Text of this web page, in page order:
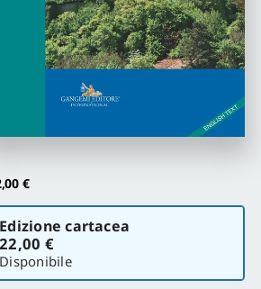
€
Edizione cartacea
22,00 €
Disponibile